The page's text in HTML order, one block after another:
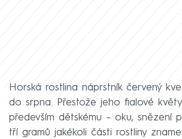
Horská rostlina náprstník červený
do srpna. Přestože jeho fialové
především dětskému – oku, snězení
tří gramů jakékoli části rostliny